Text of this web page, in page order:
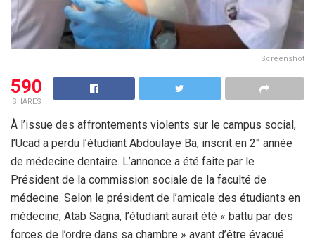
Screenshot
590
SHARES
À l’issue des affrontements violents sur le campus social,
l’Ucad a perdu l’étudiant Abdoulaye Ba, inscrit en 2° année
de médecine dentaire. L’annonce a été faite par le
Président de la commission sociale de la faculté de
médecine. Selon le président de l’amicale des étudiants en
médecine, Atab Sagna, l’étudiant aurait été « battu par des
forces de l’ordre dans sa chambre » avant d’être évacué